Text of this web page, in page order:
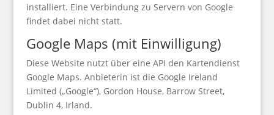
installiert. Eine Verbindung zu Servern von Google
findet dabei nicht statt.
Google Maps (mit Einwilligung)
Diese Website nutzt über eine API den Kartendienst
Google Maps. Anbieterin ist die Google Ireland
Limited („Google“), Gordon House, Barrow Street,
Dublin 4, Irland.